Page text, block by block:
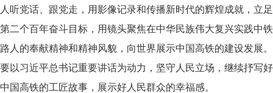
人听党话、跟党走，用影像记录和传播新时代的辉煌成就，立足
第二个百年奋斗目标，用镜头聚焦在中华民族伟大复兴实践中铁
路人的奉献精神和精神风貌，向世界展示中国高铁的建设发展。
要以习近平总书记重要讲话为动力，坚守人民立场，继续抒写好
中国高铁的工匠故事，展示好人民群众的幸福感。